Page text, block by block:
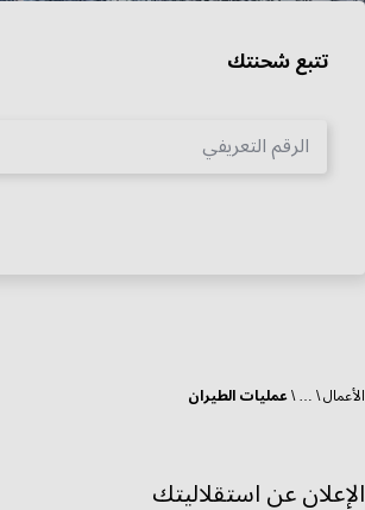
تتبع شحنتك
الرقم التعريفي
الأعمال … عمليات الطيران
الإعلان عن استقلاليتك